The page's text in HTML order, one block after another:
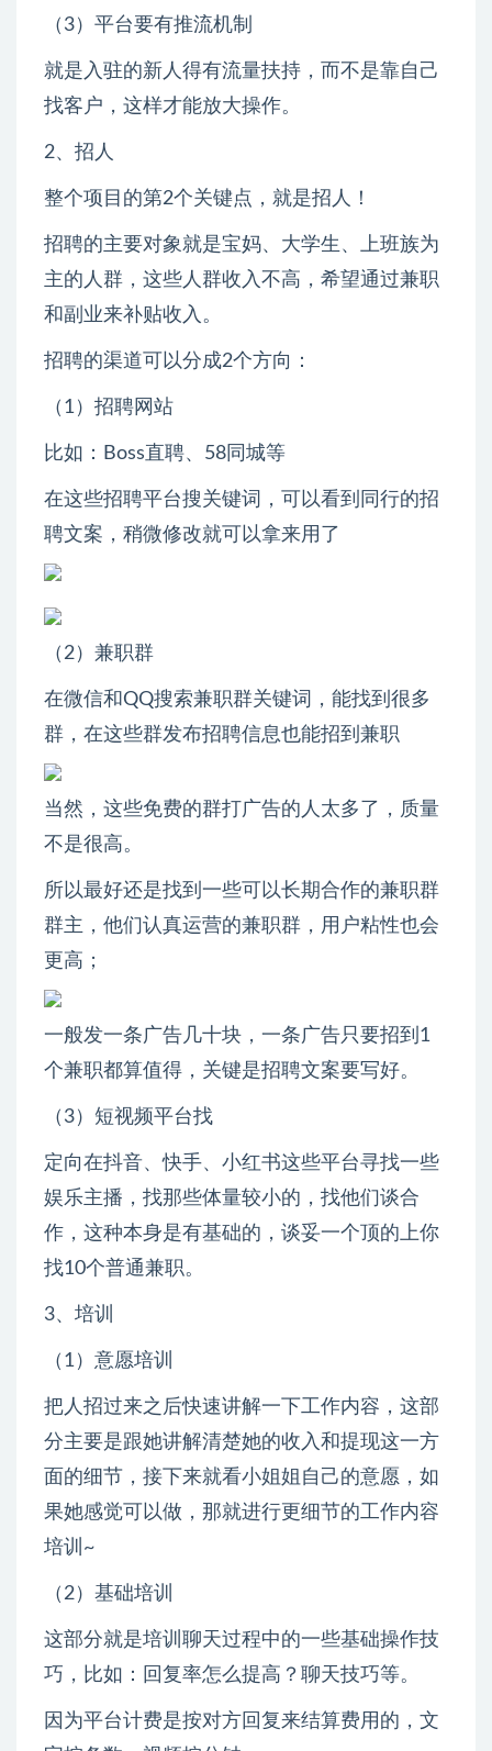
（3）平台要有推流机制
就是入驻的新人得有流量扶持，而不是靠自己
找客户，这样才能放大操作。
2、招人
整个项目的第2个关键点，就是招人！
招聘的主要对象就是宝妈、大学生、上班族为
主的人群，这些人群收入不高，希望通过兼职
和副业来补贴收入。
招聘的渠道可以分成2个方向：
（1）招聘网站
比如：Boss直聘、58同城等
在这些招聘平台搜关键词，可以看到同行的招
聘文案，稍微修改就可以拿来用了
（2）兼职群
在微信和QQ搜索兼职群关键词，能找到很多
群，在这些群发布招聘信息也能招到兼职
当然，这些免费的群打广告的人太多了，质量
不是很高。
所以最好还是找到一些可以长期合作的兼职群
群主，他们认真运营的兼职群，用户粘性也会
更高；
一般发一条广告几十块，一条广告只要招到1
个兼职都算值得，关键是招聘文案要写好。
（3）短视频平台找
定向在抖音、快手、小红书这些平台寻找一些
娱乐主播，找那些体量较小的，找他们谈合
作，这种本身是有基础的，谈妥一个顶的上你
找10个普通兼职。
3、培训
（1）意愿培训
把人招过来之后快速讲解一下工作内容，这部
分主要是跟她讲解清楚她的收入和提现这一方
面的细节，接下来就看小姐姐自己的意愿，如
果她感觉可以做，那就进行更细节的工作内容
培训~
（2）基础培训
这部分就是培训聊天过程中的一些基础操作技
巧，比如：回复率怎么提高？聊天技巧等。
因为平台计费是按对方回复来结算费用的，文